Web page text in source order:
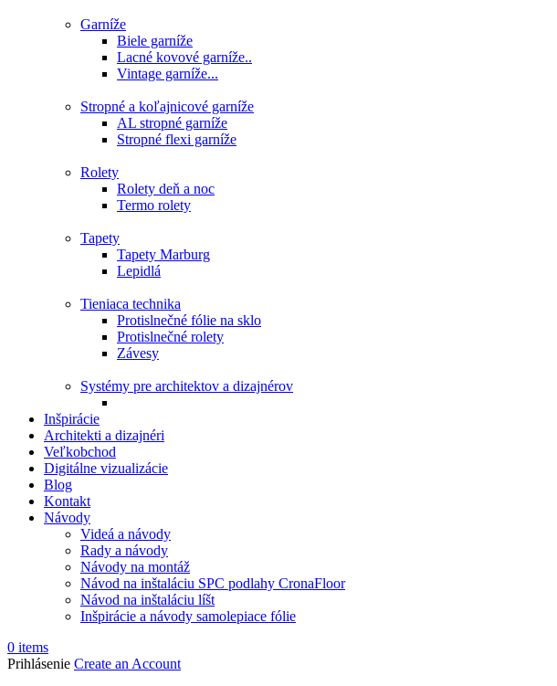
Garníže
Biele garníže
Lacné kovové garníže..
Vintage garníže...
Stropné a koľajnicové garníže
AL stropné garníže
Stropné flexi garníže
Rolety
Rolety deň a noc
Termo rolety
Tapety
Tapety Marburg
Lepidlá
Tieniaca technika
Protislnečné fólie na sklo
Protislnečné rolety
Závesy
Systémy pre architektov a dizajnérov
Inšpirácie
Architekti a dizajnéri
Veľkobchod
Digitálne vizualizácie
Blog
Kontakt
Návody
Videá a návody
Rady a návody
Návody na montáž
Návod na inštaláciu SPC podlahy CronaFloor
Návod na inštaláciu líšt
Inšpirácie a návody samolepiace fólie
0 items
Prihlásenie Create an Account